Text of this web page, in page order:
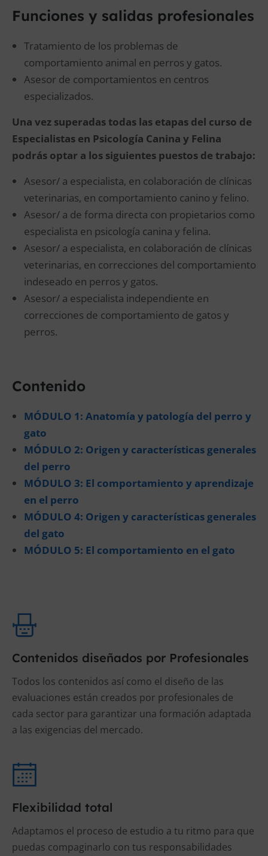
Funciones y salidas profesionales
Tratamiento de los problemas de
comportamiento animal en perros y gatos.
Asesor de comportamientos en centros
especializados.
Una vez superadas todas las etapas del curso de
Especialistas en Psicología Canina y Felina
podrás optar a los siguientes puestos de trabajo:
Asesor/ a especialista, en colaboración de clínicas
veterinarias, en comportamiento canino y felino.
Asesor/ a de forma directa con propietarios como
especialista en psicología canina y felina.
Asesor/ a especialista, en colaboración de clínicas
veterinarias, en correcciones del comportamiento
indeseado en perros y gatos.
Asesor/ a especialista independiente en
correcciones de comportamiento de gatos y
perros.
Contenido
MÓDULO 1: Anatomía y patología del perro y
gato
MÓDULO 2: Origen y características generales
del perro
MÓDULO 3: El comportamiento y aprendizaje
en el perro
MÓDULO 4: Origen y características generales
del gato
MÓDULO 5: El comportamiento en el gato
Contenidos diseñados por Profesionales
Todos los contenidos así como el diseño de las
evaluaciones están creados por profesionales de
cada sector para garantizar una formación adaptada
a las exigencias del mercado.
Flexibilidad total
Adaptamos el proceso de estudio a tu ritmo para que
puedas compaginarlo con tus responsabilidades